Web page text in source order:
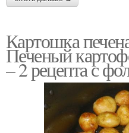
Картошка
Печеный
– 2 рецепта с